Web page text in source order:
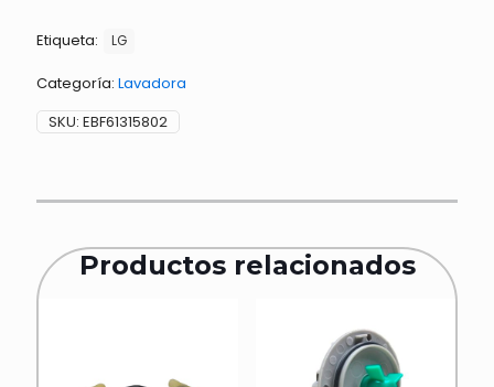
Etiqueta: LG
Categoría: Lavadora
SKU: EBF61315802
Productos relacionados